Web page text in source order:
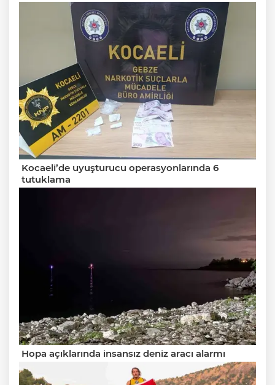
Kocaeli’de uyuşturucu operasyonlarında 6
tutuklama
Hopa açıklarında insansız deniz aracı alarmı